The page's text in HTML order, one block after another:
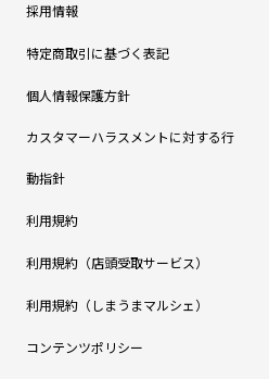
採用情報
特定商取引に基づく表記
個人情報保護方針
カスタマーハラスメントに対する行
動指針
利用規約
利用規約（店頭受取サービス）
利用規約（しまうまマルシェ）
コンテンツポリシー